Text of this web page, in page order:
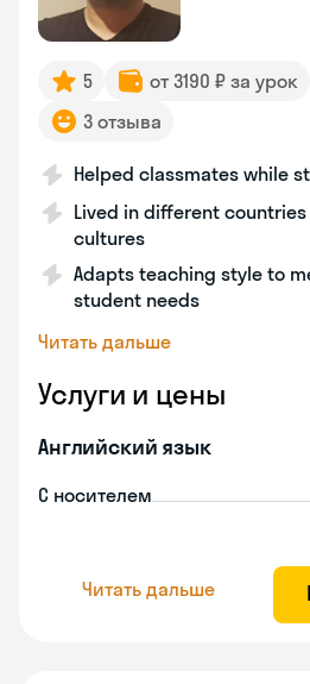
5 от 3190 ₽ за урок
3 отзыва
Helped classmates while
Lived in different
cultures
Adapts teaching style to
student needs
Читать дальше
Услуги и цены
Английский язык
С носителем
Читать дальше